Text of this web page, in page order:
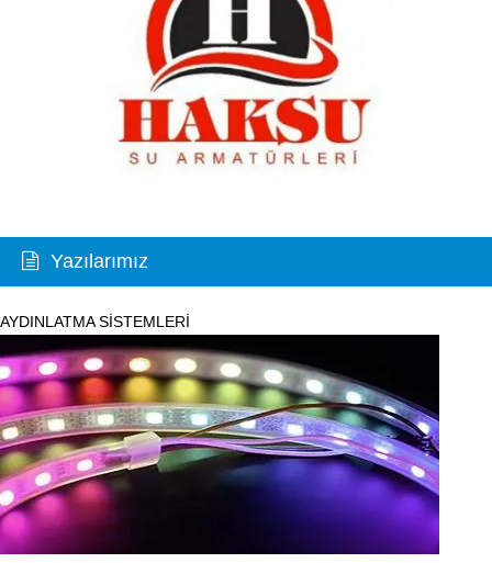
Yazılarımız
AYDINLATMA SİSTEMLERİ